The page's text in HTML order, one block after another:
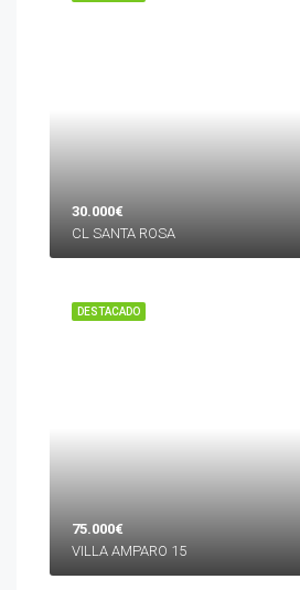
30.000€
CL SANTA ROSA
DESTACADO
75.000€
VILLA AMPARO 15